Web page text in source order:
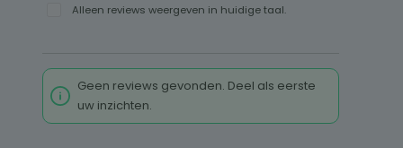
Alleen reviews weergeven in huidige taal.
Geen reviews gevonden. Deel als eerste
uw inzichten.